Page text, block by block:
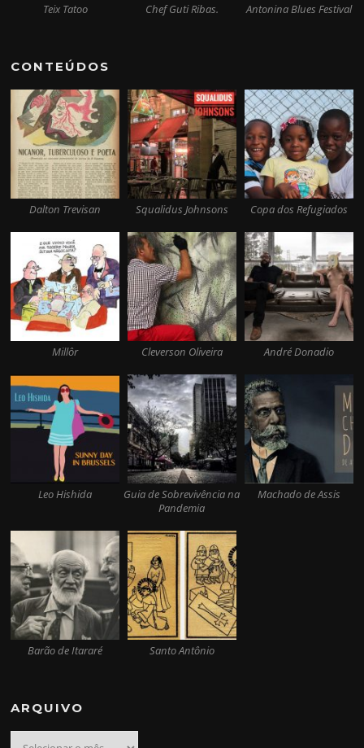
Teix Tatoo Chef Guti Ribas. Antonina Blues Festival
CONTEÚDOS
Dalton Trevisan Squalidus Johnsons Copa dos Refugiados
Millôr Cleverson Oliveira André Donadio
Leo Hishida
Guia de Sobrevivência na
Pandemia
Machado de Assis
Barão de Itararé Santo Antônio
ARQUIVO